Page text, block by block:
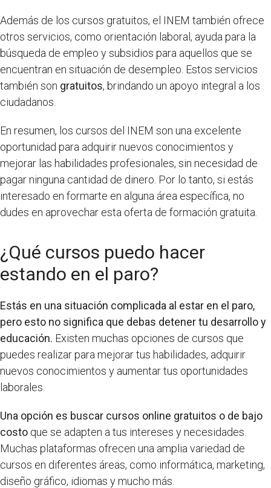
Además de los cursos gratuitos, el INEM también ofrece
otros servicios, como orientación laboral, ayuda para la
búsqueda de empleo y subsidios para aquellos que se
encuentran en situación de desempleo. Estos servicios
también son gratuitos, brindando un apoyo integral a los
ciudadanos.
En resumen, los cursos del INEM son una excelente
oportunidad para adquirir nuevos conocimientos y
mejorar las habilidades profesionales, sin necesidad de
pagar ninguna cantidad de dinero. Por lo tanto, si estás
interesado en formarte en alguna área específica, no
dudes en aprovechar esta oferta de formación gratuita.
¿Qué cursos puedo hacer
estando en el paro?
Estás en una situación complicada al estar en el paro,
pero esto no significa que debas detener tu desarrollo y
educación. Existen muchas opciones de cursos que
puedes realizar para mejorar tus habilidades, adquirir
nuevos conocimientos y aumentar tus oportunidades
laborales.
Una opción es buscar cursos online gratuitos o de bajo
costo que se adapten a tus intereses y necesidades.
Muchas plataformas ofrecen una amplia variedad de
cursos en diferentes áreas, como informática, marketing,
diseño gráfico, idiomas y mucho más.